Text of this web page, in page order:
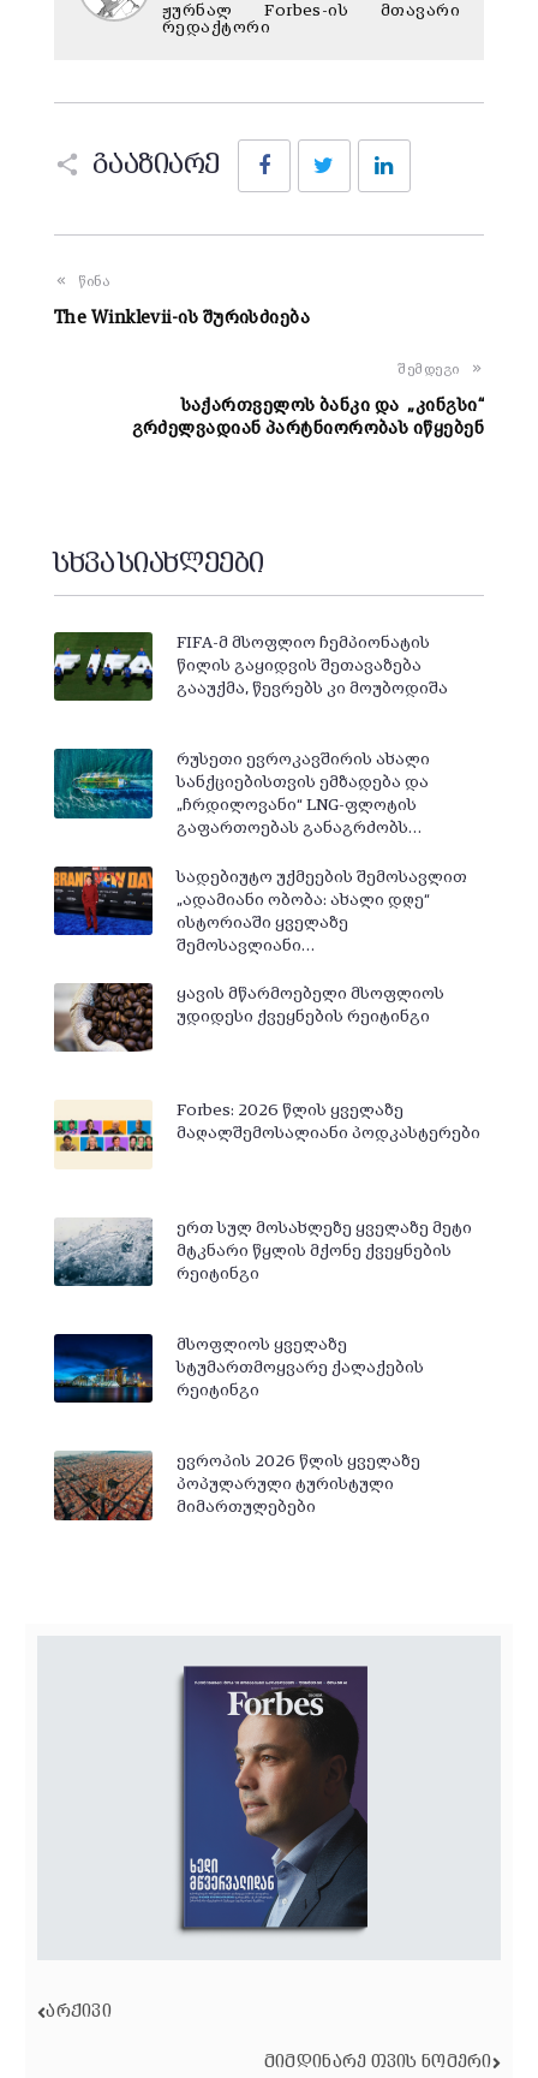
ჟურნალ Forbes-ის მთავარი
რედაქტორი
გააზიარე
FacebookTwitter
წინა
The Winklevii-ის შურისძიება
შემდეგი
საქართველოს ბანკი და „კინგსი“
გრძელვადიან პარტნიორობას იწყებენ
სხვა სიახლეები
FIFA-მ მსოფლიო ჩემპიონატის
წილის გაყიდვის შეთავაზება
გააუქმა, წევრებს კი მოუბოდიშა
რუსეთი ევროკავშირის ახალი
სანქციებისთვის ემზადება და
„ჩრდილოვანი“ LNG-ფლოტის
გაფართოებას განაგრძობს…
სადებიუტო უქმეების შემოსავლით
„ადამიანი ობობა: ახალი დღე“
ისტორიაში ყველაზე
შემოსავლიანი…
ყავის მწარმოებელი მსოფლიოს
უდიდესი ქვეყნების რეიტინგი
Forbes: 2026 წლის ყველაზე
მაღალშემოსალიანი პოდკასტერები
ერთ სულ მოსახლეზე ყველაზე მეტი
მტკნარი წყლის მქონე ქვეყნების
რეიტინგი
მსოფლიოს ყველაზე
სტუმართმოყვარე ქალაქების
რეიტინგი
ევროპის 2026 წლის ყველაზე
პოპულარული ტურისტული
მიმართულებები
ᲐᲠᲥᲘᲕᲘ
ᲛᲘᲛᲓᲘᲜᲐᲠᲔ ᲗᲕᲘᲡ ᲜᲝᲛᲔᲠᲘ